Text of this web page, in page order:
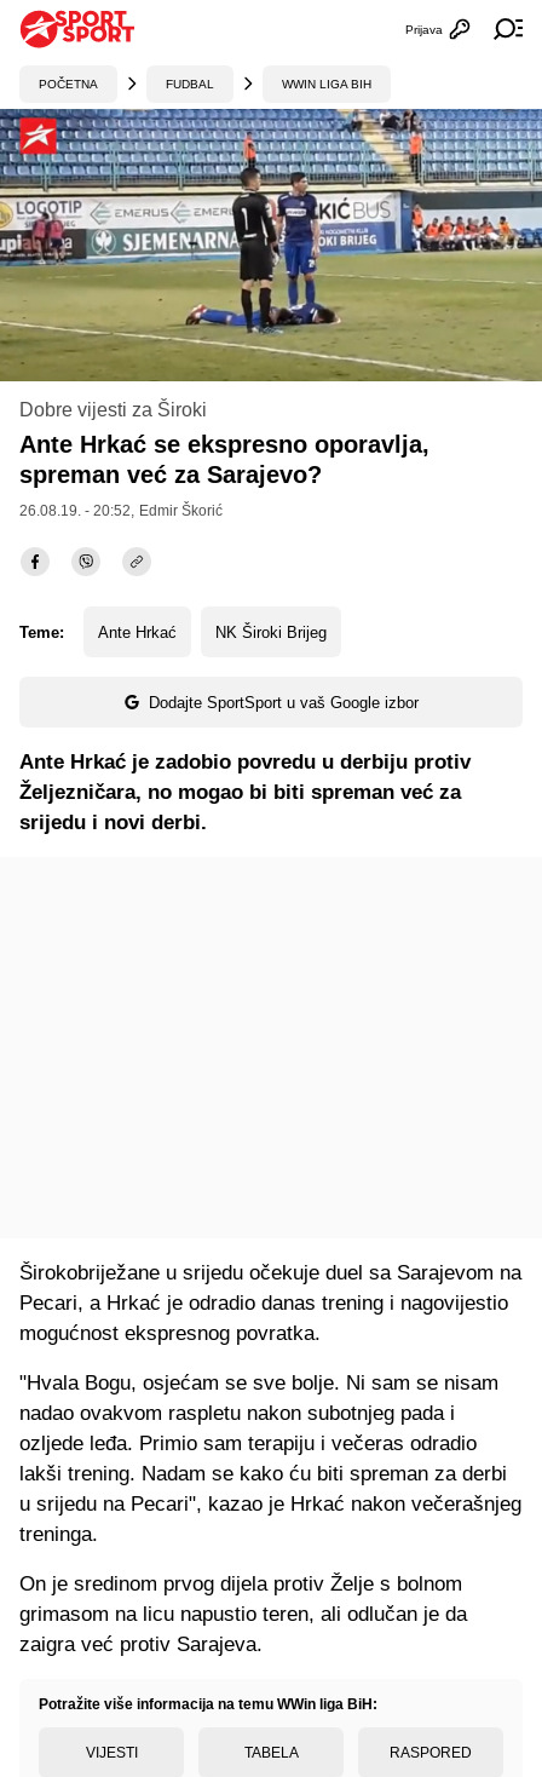
Otvori
Prijava
POČETNA FUDBAL WWIN LIGA BIH
Dobre vijesti za Široki
Ante Hrkać se ekspresno oporavlja,
spreman već za Sarajevo?
26.08.19. - 20:52, Edmir Škorić
Teme: Ante Hrkać NK Široki Brijeg
Dodajte SportSport u vaš Google izbor
Ante Hrkać je zadobio povredu u derbiju protiv
Željezničara, no mogao bi biti spreman već za
srijedu i novi derbi.
Širokobriježane u srijedu očekuje duel sa Sarajevom na
Pecari, a Hrkać je odradio danas trening i nagovijestio
mogućnost ekspresnog povratka.
"Hvala Bogu, osjećam se sve bolje. Ni sam se nisam
nadao ovakvom raspletu nakon subotnjeg pada i
ozljede leđa. Primio sam terapiju i večeras odradio
lakši trening. Nadam se kako ću biti spreman za derbi
u srijedu na Pecari", kazao je Hrkać nakon večerašnjeg
treninga.
On je sredinom prvog dijela protiv Želje s bolnom
grimasom na licu napustio teren, ali odlučan je da
zaigra već protiv Sarajeva.
Potražite više informacija na temu WWin liga BiH:
VIJESTI TABELA RASPORED